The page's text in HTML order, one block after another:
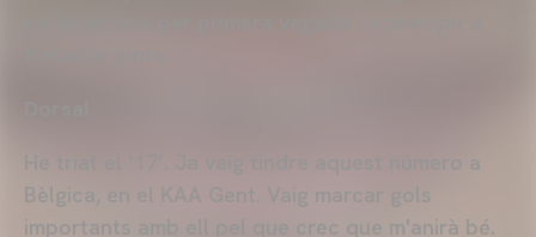
He triat el ‘17’. Ja vaig tindre aquest número a
Bèlgica, en el KAA Gent. Vaig marcar gols
importants amb ell pel que crec que m'anirà bé.